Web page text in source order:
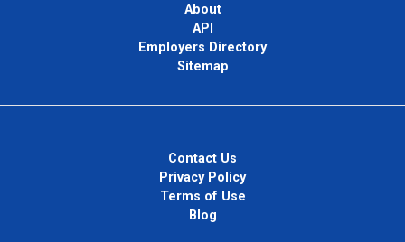
About
API
Employers Directory
Sitemap
Contact Us
Privacy Policy
Terms of Use
Blog